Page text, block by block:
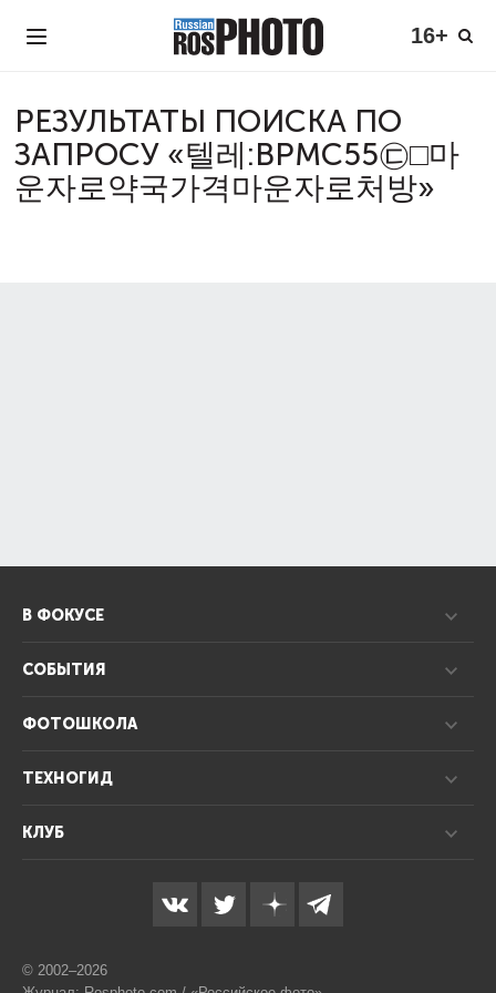
16+
РЕЗУЛЬТАТЫ ПОИСКА ПО
ЗАПРОСУ «텔레:BPMC55㉢□마
운자로약국가격마운자로처방»
В ФОКУСЕ
СОБЫТИЯ
ФОТОШКОЛА
ТЕХНОГИД
КЛУБ
© 2002–2026